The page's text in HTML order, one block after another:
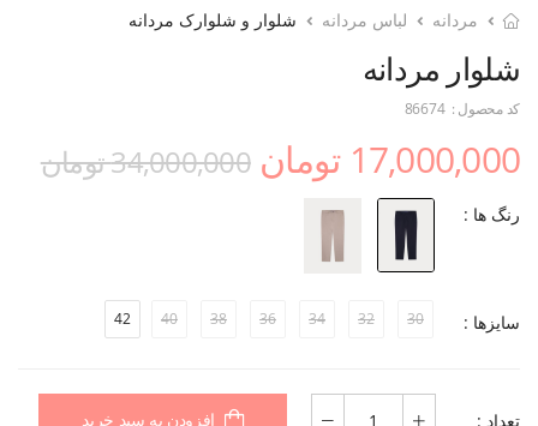
مردانه لباس مردانه شلوار و شلوارک مردانه
شلوار مردانه
کد محصول : 86674
17,000,000 تومان 34,000,000 تومان
رنگ ها :
سایزها : 30
32
34
36
38
40
42
تعداد : افزودن به سبد خرید